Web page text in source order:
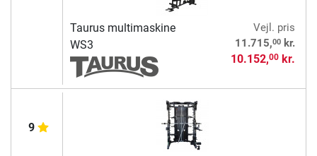
Taurus multimaskine
WS3
Vejl. pris
11.715,00kr.
10.152,00kr.
9